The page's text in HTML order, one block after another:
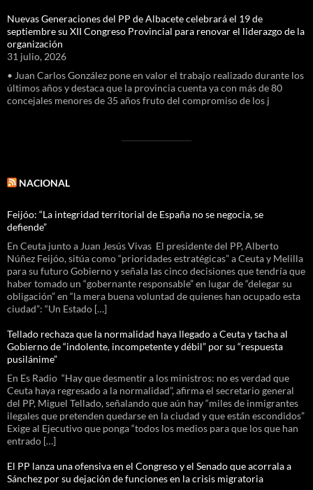
Nuevas Generaciones del PP de Albacete celebrará el 19 de
septiembre su XII Congreso Provincial para renovar el liderazgo de la
organización
31 julio, 2026
• Juan Carlos González pone en valor el trabajo realizado durante los
últimos años y destaca que la provincia cuenta ya con más de 80
concejales menores de 35 años fruto del compromiso de los j
NACIONAL
Feijóo: “La integridad territorial de España no se negocia, se
defiende”
En Ceuta junto a Juan Jesús Vivas El presidente del PP, Alberto
Núñez Feijóo, sitúa como “prioridades estratégicas” a Ceuta y Melilla
para su futuro Gobierno y señala las cinco decisiones que tendría que
haber tomado un “gobernante responsable” en lugar de “delegar su
obligación” en “la mera buena voluntad de quienes han ocupado esta
ciudad”: “Un Estado […]
Tellado rechaza que la normalidad haya llegado a Ceuta y tacha al
Gobierno de “indolente, incompetente y débil” por su “respuesta
pusilánime”
En Es Radio “Hay que desmentir a los ministros: no es verdad que
Ceuta haya regresado a la normalidad”, afirma el secretario general
del PP, Miguel Tellado, señalando que aún hay “miles de inmigrantes
ilegales que pretenden quedarse en la ciudad y que están escondidos”
Exige al Ejecutivo que ponga “todos los medios para que los que han
entrado […]
El PP lanza una ofensiva en el Congreso y el Senado que acorrala a
Sánchez por su dejación de funciones en la crisis migratoria